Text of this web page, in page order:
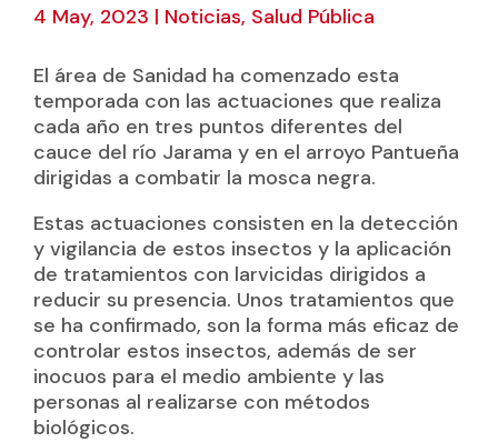
4 May, 2023 | Noticias, Salud Pública
El área de Sanidad ha comenzado esta
temporada con las actuaciones que realiza
cada año en tres puntos diferentes del
cauce del río Jarama y en el arroyo Pantueña
dirigidas a combatir la mosca negra.
Estas actuaciones consisten en la detección
y vigilancia de estos insectos y la aplicación
de tratamientos con larvicidas dirigidos a
reducir su presencia. Unos tratamientos que
se ha confirmado, son la forma más eficaz de
controlar estos insectos, además de ser
inocuos para el medio ambiente y las
personas al realizarse con métodos
biológicos.